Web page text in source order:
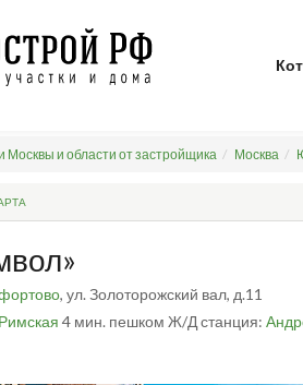
Москвы и области от застройщика Москва
, ул. Золоторожский вал, д.11
Римская 4 мин. пешком Ж/Д станция: